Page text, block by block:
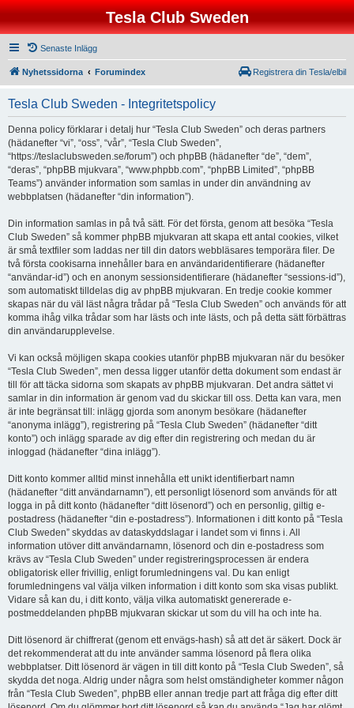
Tesla Club Sweden
Senaste Inlägg
Nyhetssidorna Forumindex Registrera din Tesla/elbil
Tesla Club Sweden - Integritetspolicy
Denna policy förklarar i detalj hur “Tesla Club Sweden” och deras partners
(hädanefter “vi”, “oss”, “vår”, “Tesla Club Sweden”,
“https://teslaclubsweden.se/forum”) och phpBB (hädanefter “de”, “dem”,
“deras”, “phpBB mjukvara”, “www.phpbb.com”, “phpBB Limited”, “phpBB
Teams”) använder information som samlas in under din användning av
webbplatsen (hädanefter “din information”).
Din information samlas in på två sätt. För det första, genom att besöka “Tesla
Club Sweden” så kommer phpBB mjukvaran att skapa ett antal cookies, vilket
är små textfiler som laddas ner till din dators webbläsares temporära filer. De
två första cookisarna innehåller bara en användaridentifierare (hädanefter
“användar-id”) och en anonym sessionsidentifierare (hädanefter “sessions-id”),
som automatiskt tilldelas dig av phpBB mjukvaran. En tredje cookie kommer
skapas när du väl läst några trådar på “Tesla Club Sweden” och används för att
komma ihåg vilka trådar som har lästs och inte lästs, och på detta sätt förbättras
din användarupplevelse.
Vi kan också möjligen skapa cookies utanför phpBB mjukvaran när du besöker
“Tesla Club Sweden”, men dessa ligger utanför detta dokument som endast är
till för att täcka sidorna som skapats av phpBB mjukvaran. Det andra sättet vi
samlar in din information är genom vad du skickar till oss. Detta kan vara, men
är inte begränsat till: inlägg gjorda som anonym besökare (hädanefter
“anonyma inlägg”), registrering på “Tesla Club Sweden” (hädanefter “ditt
konto”) och inlägg sparade av dig efter din registrering och medan du är
inloggad (hädanefter “dina inlägg”).
Ditt konto kommer alltid minst innehålla ett unikt identifierbart namn
(hädanefter “ditt användarnamn”), ett personligt lösenord som används för att
logga in på ditt konto (hädanefter “ditt lösenord”) och en personlig, giltig e-
postadress (hädanefter “din e-postadress”). Informationen i ditt konto på “Tesla
Club Sweden” skyddas av dataskyddslagar i landet som vi finns i. All
information utöver ditt användarnamn, lösenord och din e-postadress som
krävs av “Tesla Club Sweden” under registreringsprocessen är endera
obligatorisk eller frivillig, enligt forumledningens val. Du kan enligt
forumledningens val välja vilken information i ditt konto som ska visas publikt.
Vidare så kan du, i ditt konto, välja vilka automatiskt genererade e-
postmeddelanden phpBB mjukvaran skickar ut som du vill ha och inte ha.
Ditt lösenord är chiffrerat (genom ett envägs-hash) så att det är säkert. Dock är
det rekommenderat att du inte använder samma lösenord på flera olika
webbplatser. Ditt lösenord är vägen in till ditt konto på “Tesla Club Sweden”, så
skydda det noga. Aldrig under några som helst omständigheter kommer någon
från “Tesla Club Sweden”, phpBB eller annan tredje part att fråga dig efter ditt